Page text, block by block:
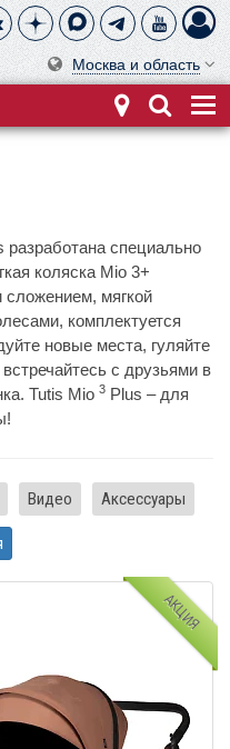
Москва и область
специально
коляска Mio 3+
мягкой
комплектуется
новые места, гуляйте
с друзьями в
Tutis Mio 3 Plus – для
Видео Аксессуары
АКЦИЯ